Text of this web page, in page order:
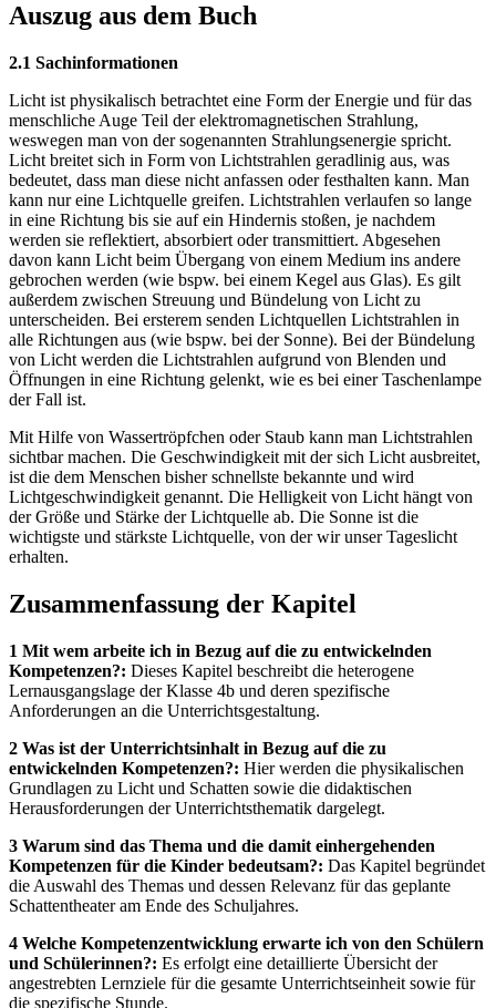
Auszug aus dem Buch
2.1 Sachinformationen
Licht ist physikalisch betrachtet eine Form der Energie und für das
menschliche Auge Teil der elektromagnetischen Strahlung,
weswegen man von der sogenannten Strahlungsenergie spricht.
Licht breitet sich in Form von Lichtstrahlen geradlinig aus, was
bedeutet, dass man diese nicht anfassen oder festhalten kann. Man
kann nur eine Lichtquelle greifen. Lichtstrahlen verlaufen so lange
in eine Richtung bis sie auf ein Hindernis stoßen, je nachdem
werden sie reflektiert, absorbiert oder transmittiert. Abgesehen
davon kann Licht beim Übergang von einem Medium ins andere
gebrochen werden (wie bspw. bei einem Kegel aus Glas). Es gilt
außerdem zwischen Streuung und Bündelung von Licht zu
unterscheiden. Bei ersterem senden Lichtquellen Lichtstrahlen in
alle Richtungen aus (wie bspw. bei der Sonne). Bei der Bündelung
von Licht werden die Lichtstrahlen aufgrund von Blenden und
Öffnungen in eine Richtung gelenkt, wie es bei einer Taschenlampe
der Fall ist.
Mit Hilfe von Wassertröpfchen oder Staub kann man Lichtstrahlen
sichtbar machen. Die Geschwindigkeit mit der sich Licht ausbreitet,
ist die dem Menschen bisher schnellste bekannte und wird
Lichtgeschwindigkeit genannt. Die Helligkeit von Licht hängt von
der Größe und Stärke der Lichtquelle ab. Die Sonne ist die
wichtigste und stärkste Lichtquelle, von der wir unser Tageslicht
erhalten.
Zusammenfassung der Kapitel
1 Mit wem arbeite ich in Bezug auf die zu entwickelnden
Kompetenzen?: Dieses Kapitel beschreibt die heterogene
Lernausgangslage der Klasse 4b und deren spezifische
Anforderungen an die Unterrichtsgestaltung.
2 Was ist der Unterrichtsinhalt in Bezug auf die zu
entwickelnden Kompetenzen?: Hier werden die physikalischen
Grundlagen zu Licht und Schatten sowie die didaktischen
Herausforderungen der Unterrichtsthematik dargelegt.
3 Warum sind das Thema und die damit einhergehenden
Kompetenzen für die Kinder bedeutsam?: Das Kapitel begründet
die Auswahl des Themas und dessen Relevanz für das geplante
Schattentheater am Ende des Schuljahres.
4 Welche Kompetenzentwicklung erwarte ich von den Schülern
und Schülerinnen?: Es erfolgt eine detaillierte Übersicht der
angestrebten Lernziele für die gesamte Unterrichtseinheit sowie für
die spezifische Stunde.